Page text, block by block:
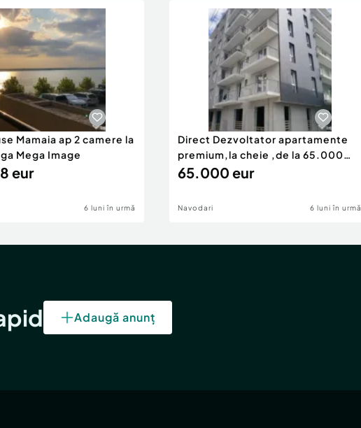
Mamaia ap 2 camere la
Mega Image
eur
6 luni în urmă
Direct Dezvoltator apartamente
premium,la cheie ,de la 65.000
eur
65.000 eur
Navodari 6 luni în urmă
Adaugă anunț